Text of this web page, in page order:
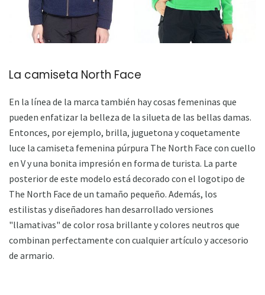
La camiseta North Face
En la línea de la marca también hay cosas femeninas que
pueden enfatizar la belleza de la silueta de las bellas damas.
Entonces, por ejemplo, brilla, juguetona y coquetamente
luce la camiseta femenina púrpura The North Face con cuello
en V y una bonita impresión en forma de turista. La parte
posterior de este modelo está decorado con el logotipo de
The North Face de un tamaño pequeño. Además, los
estilistas y diseñadores han desarrollado versiones
"llamativas" de color rosa brillante y colores neutros que
combinan perfectamente con cualquier artículo y accesorio
de armario.